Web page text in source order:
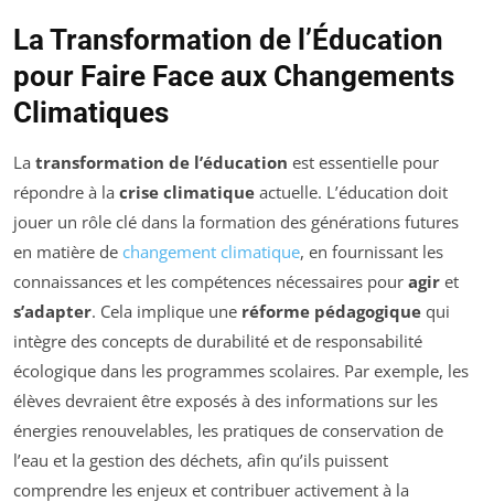
La Transformation de l’Éducation
pour Faire Face aux Changements
Climatiques
La transformation de l’éducation est essentielle pour
répondre à la crise climatique actuelle. L’éducation doit
jouer un rôle clé dans la formation des générations futures
en matière de changement climatique, en fournissant les
connaissances et les compétences nécessaires pour agir et
s’adapter. Cela implique une réforme pédagogique qui
intègre des concepts de durabilité et de responsabilité
écologique dans les programmes scolaires. Par exemple, les
élèves devraient être exposés à des informations sur les
énergies renouvelables, les pratiques de conservation de
l’eau et la gestion des déchets, afin qu’ils puissent
comprendre les enjeux et contribuer activement à la